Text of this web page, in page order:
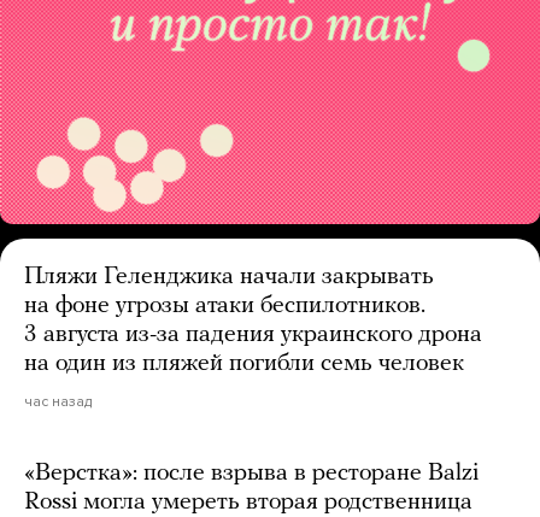
Пляжи Геленджика начали закрывать
на фоне угрозы атаки беспилотников.
3 августа из-за падения украинского дрона
на один из пляжей погибли семь человек
час назад
«Верстка»: после взрыва в ресторане Balzi
Rossi могла умереть вторая родственница